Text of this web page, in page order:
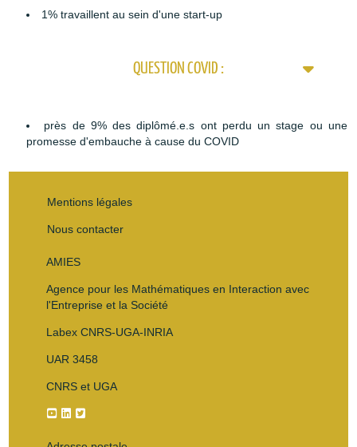
1% travaillent au sein d'une start-up
QUESTION COVID :
près de 9% des diplômé.e.s ont perdu un stage ou une
promesse d'embauche à cause du COVID
Mentions légales
Nous contacter
AMIES
Agence pour les Mathématiques en Interaction avec
l'Entreprise et la Société
Labex CNRS-UGA-INRIA
UAR 3458
CNRS et UGA